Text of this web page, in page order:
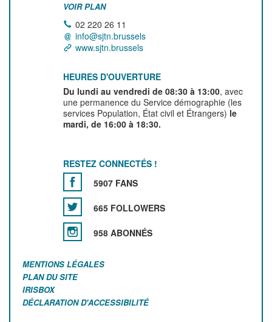
VOIR PLAN
02 220 26 11
info@sjtn.brussels
www.sjtn.brussels
HEURES D'OUVERTURE
Du lundi au vendredi de 08:30 à 13:00, avec
une permanence du Service démographie (les
services Population, État civil et Étrangers) le
mardi, de 16:00 à 18:30.
RESTEZ CONNECTÉS !
5907 FANS
665 FOLLOWERS
958 ABONNÉS
MENTIONS LÉGALES
PLAN DU SITE
IRISBOX
DÉCLARATION D'ACCESSIBILITÉ